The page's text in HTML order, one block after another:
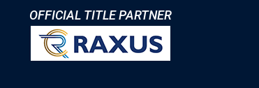
OFFICIAL TITLE PARTNER